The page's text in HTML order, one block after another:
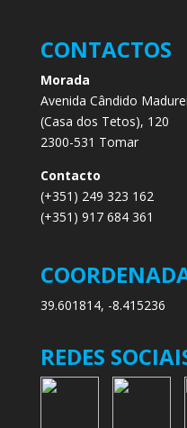
CONTACTOS
Morada
Avenida Cândido
(Casa dos Tetos), 120
2300-531 Tomar
Contacto
(+351) 249 323 162
(+351) 917 684 361
39.601814, -8.415236
REDES